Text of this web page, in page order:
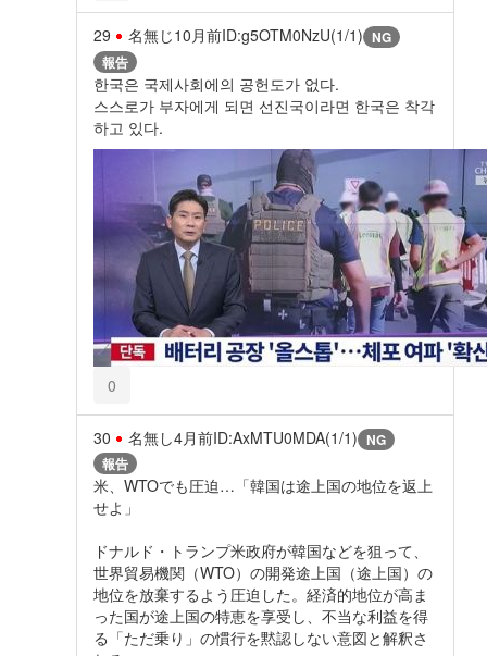
29 名無じ10月前ID:g5OTM0NzU(1/1) NG
報告
한국은 국제사회에의 공헌도가 없다.
스스로가 부자에게 되면 선진국이라면 한국은 착각
하고 있다.
0
30 名無し4月前ID:AxMTU0MDA(1/1) NG
報告
米、WTOでも圧迫…「韓国は途上国の地位を返上
せよ」
ドナルド・トランプ米政府が韓国などを狙って、
世界貿易機関（WTO）の開発途上国（途上国）の
地位を放棄するよう圧迫した。経済的地位が高ま
った国が途上国の特恵を享受し、不当な利益を得
る「ただ乗り」の慣行を黙認しない意図と解釈さ